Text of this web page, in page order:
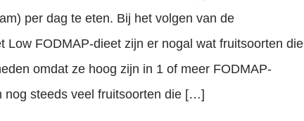
per dag te eten. Bij het volgen van de
Low FODMAP-dieet zijn er nogal wat fruitsoorten die
omdat ze hoog zijn in 1 of meer FODMAP-
nog steeds veel fruitsoorten die […]